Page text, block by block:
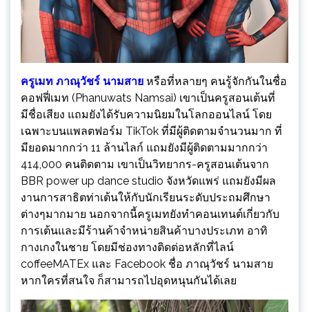
ครูเมท ภาณุวัชร์ นามสาย หรือที่หลายๆ คนรู้จักกันในชื่อ
คอฟฟี่เมท (Phanuwats Namsai) เขาเป็นครูสอนเต้นที่
มีชื่อเสียง แถมยังได้รับความนิยมในโลกออนไลน์ โดย
เฉพาะบนแพลตฟอร์ม TikTok ที่มีผู้ติดตามจำนวนมาก ที่
มียอดมากกว่า 11 ล้านไลก์ แถมยังมีผู้ติดตามมากกว่า
414,000 คนติดตาม เขาเป็นวิทยากร-ครูสอนเต้นจาก
BBR power up dance studio จังหวัดแพร่ แถมยังมีผล
งานการสาธิตท่าเต้นให้กับนักเรียนระดับประถมศึกษา
ต่างๆมากมาย นอกจากนี้ครูเมทยังทำคอนเทนต์เกี่ยวกับ
การเต้นและมีร้านค้าจำหน่ายสินค้าบางประเภท อาทิ
กางเกงในชาย โดยมีช่องทางติดต่อหลักที่ไลน์
coffeeMATEx และ Facebook ชื่อ ภาณุวัชร์ นามสาย
หากใครที่สนใจ ก็สามารถไปอุดหนุนกันได้เลย